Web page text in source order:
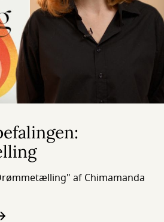
af Chimamanda